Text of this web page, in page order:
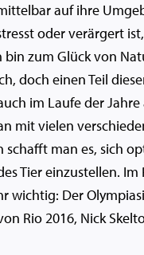
auf ihre
oder verärgert
bin zum Glück von
doch einen Teil
im Laufe der
mit vielen
schafft man es, sich
Tier einzustellen. Im
wichtig: Der
Rio 2016, Nick